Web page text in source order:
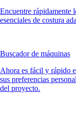
Encuentre rápidamente
esenciales de costura
Buscador de máquinas
Ahora es fácil y rápido
sus preferencias
del proyecto.